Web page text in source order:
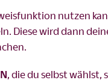
nutzen
Diese wird dann
, die du selbst